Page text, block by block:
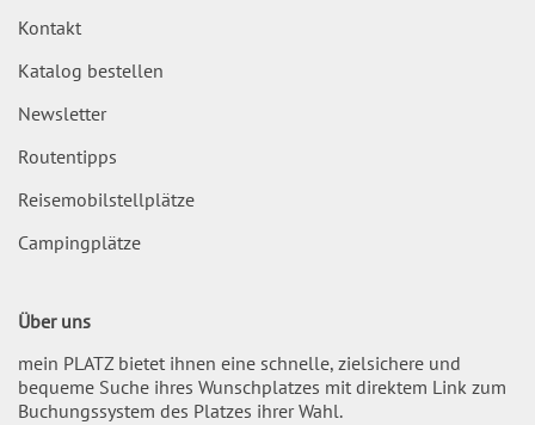
Kontakt
Katalog bestellen
Newsletter
Routentipps
Reisemobilstellplätze
Campingplätze
Über uns
mein PLATZ bietet ihnen eine schnelle, zielsichere und
bequeme Suche ihres Wunschplatzes mit direktem Link zum
Buchungssystem des Platzes ihrer Wahl.